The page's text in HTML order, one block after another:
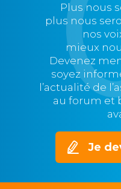
Plus nous
plus nous
nos
mieux
Devenez
soyez
l’actualité de
au forum et
Je